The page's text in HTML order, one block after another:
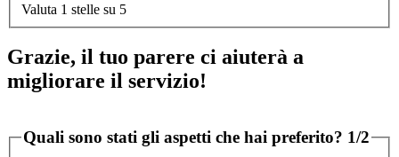
Valuta 1 stelle su 5
Grazie, il tuo parere ci aiuterà a
migliorare il servizio!
Quali sono stati gli aspetti che hai preferito? 1/2